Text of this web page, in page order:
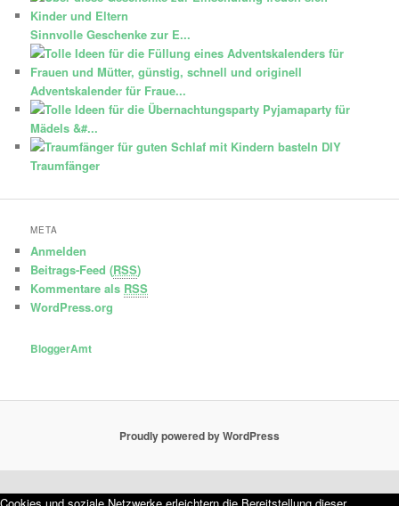
Sinnvolle Geschenke zur E...
Adventskalender für Fraue...
Pyjamaparty für
Mädels &#...
DIY
Traumfänger
META
Anmelden
Beitrags-Feed (RSS)
Kommentare als RSS
WordPress.org
BloggerAmt
Proudly powered by WordPress